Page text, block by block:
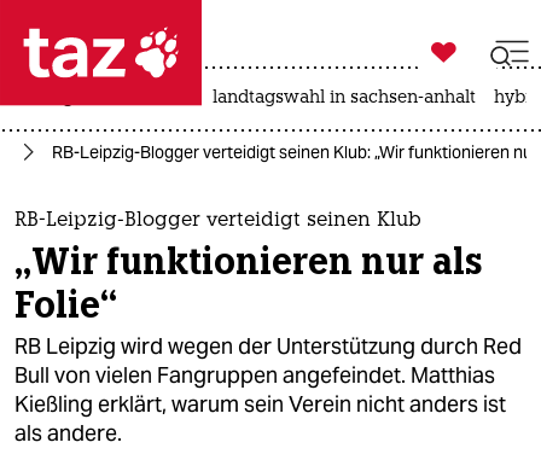
 taz zahl ich
taz zahl ich
themen
politik
öko
gesellschaft
kultur

taz zahl ich
landtagswahl in sachsen-anhalt
RB-Leipzig-Blogger verteidigt seinen Klub: „Wir funktionieren nur
RB-Leipzig-Blogger verteidigt seinen Klub
„Wir funktionieren nur als
Folie“
RB Leipzig wird wegen der Unterstützung durch Red
Bull von vielen Fangruppen angefeindet. Matthias
Kießling erklärt, warum sein Verein nicht anders ist
als andere.